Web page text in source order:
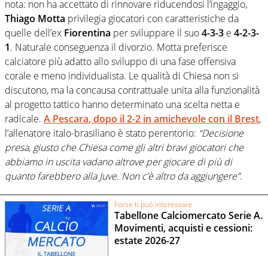
nota: non ha accettato di rinnovare riducendosi l’ingaggio,
Thiago Motta privilegia giocatori con caratteristiche da
quelle dell’ex Fiorentina per sviluppare il suo4-3-3 e 4-2-3-
1. Naturale conseguenza il divorzio. Motta preferisce
calciatore più adatto allo sviluppo di una fase offensiva
corale e meno individualista. Le qualità di Chiesa non si
discutono, ma la concausa contrattuale unita alla funzionalità
al progetto tattico hanno determinato una scelta netta e
radicale. A Pescara, dopo il 2-2 in amichevole con il Brest,
l’allenatore italo-brasiliano è stato perentorio: “Decisione
presa, giusto che Chiesa come gli altri bravi giocatori che
abbiamo in uscita vadano altrove per giocare di più di
quanto farebbero alla Juve. Non c’è altro da aggiungere”.
Forse ti può interessare
Tabellone Calciomercato Serie A.
Movimenti, acquisti e cessioni:
estate 2026-27